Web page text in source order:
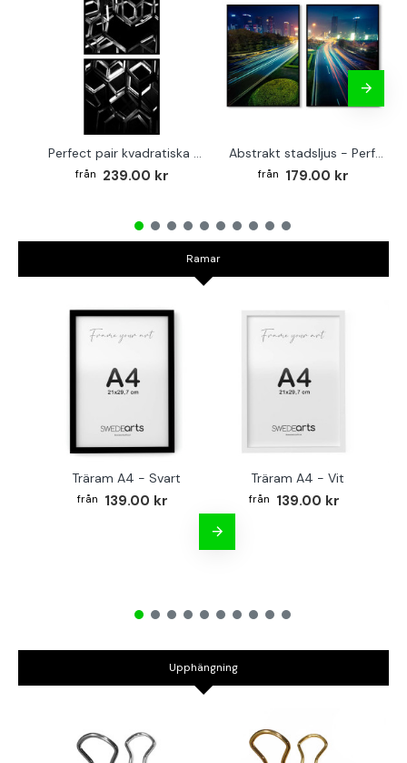
Perfect pair kvadratiska posters - Abstrakt arkitektur
239.00 kr
Abstrakt stadsljus - Perfect pair posters
179.00 kr
Ramar
Träram A4 - Svart
139.00 kr
Träram A4 - Vit
139.00 kr
Upphängning